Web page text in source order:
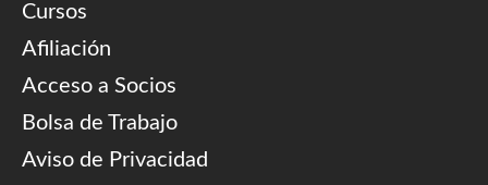
Cursos
Afiliación
Acceso a Socios
Bolsa de Trabajo
Aviso de Privacidad